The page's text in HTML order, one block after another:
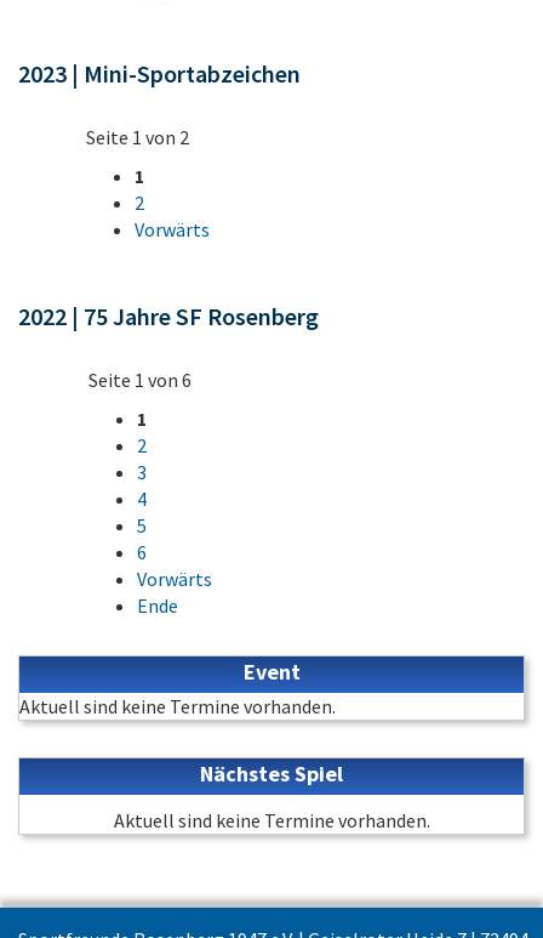
2023 | Mini-Sportabzeichen
Seite 1 von 2
1
2
Vorwärts
2022 | 75 Jahre SF Rosenberg
Seite 1 von 6
1
2
3
4
5
6
Vorwärts
Ende
Event
Aktuell sind keine Termine vorhanden.
Nächstes Spiel
Aktuell sind keine Termine vorhanden.